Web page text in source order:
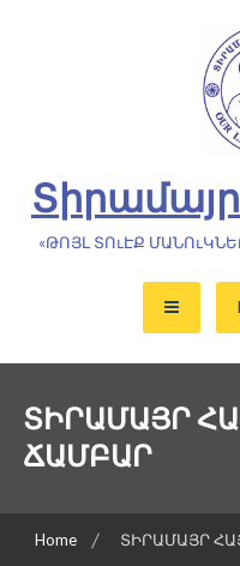
«ԹՈՅԼ ՏՈւԷՔ
ՏԻՐԱՄԱՅՐ
ՃԱՄԲԱՐ
Home ՏԻՐԱՄԱՅՐ